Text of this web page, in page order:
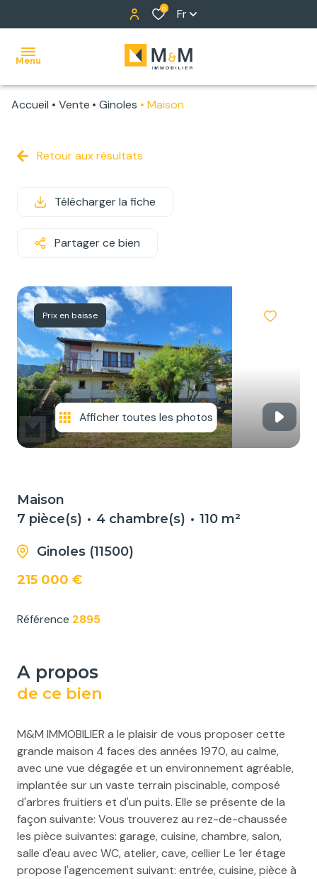
0 Fr
Menu
NOS
ALERTE
ÉQUIPE
NOS
SERVICES
NOUS
CONTACTER
Accueil Vente Ginoles Maison
Retour aux résultats
Télécharger la fiche
Partager ce bien
Prix en baisse
Afficher toutes les photos
Maison
7 pièce(s)
4 chambre(s) 110 m²
Ginoles (11500)
215 000 €
Référence 2895
a propos
de ce bien
M&M IMMOBILIER a le plaisir de vous proposer cette
grande maison 4 faces des années 1970, au calme,
avec une vue dégagée et un environnement agréable,
implantée sur un vaste terrain piscinable, composé
d'arbres fruitiers et d'un puits. Elle se présente de la
façon suivante: Vous trouverez au rez-de-chaussée
les pièce suivantes: garage, cuisine, chambre, salon,
salle d'eau avec WC, atelier, cave, cellier Le 1er étage
propose l'agencement suivant: entrée, cuisine, pièce à